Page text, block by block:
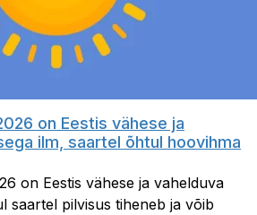
on Eestis vähese ja
ilm, saartel õhtul hoovihma
on Eestis vähese ja vahelduva
saartel pilvisus tiheneb ja võib